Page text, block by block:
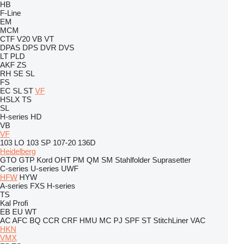
HB
F-Line
EM
MCM
CTF V20 VB VT
DPAS DPS DVR DVS
LT PLD
AKF ZS
RH SE SL
FS
EC SL ST VF
HSLX TS
SL
H-series HD
VB
VF
103 LO 103 SP 107-20 136D
Heidelberg
GTO GTP Kord OHT PM QM SM Stahlfolder Suprasetter
C-series U-series UWF
HFW HYW
A-series FXS H-series
TS
Kal Profi
EB EU WT
AC AFC BQ CCR CRF HMU MC PJ SPF ST StitchLiner VAC
HKN
VMX